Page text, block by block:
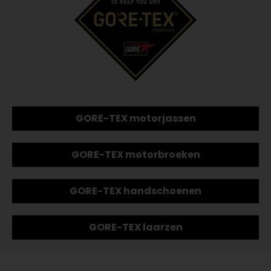
GORE-TEX motorjassen
GORE-TEX motorbroeken
GORE-TEX handschoenen
GORE-TEX laarzen